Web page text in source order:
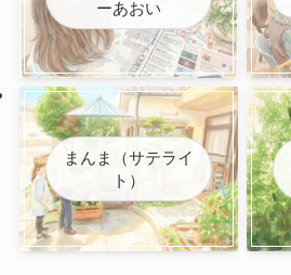
ーあおい
まんま（サテライ
ト）